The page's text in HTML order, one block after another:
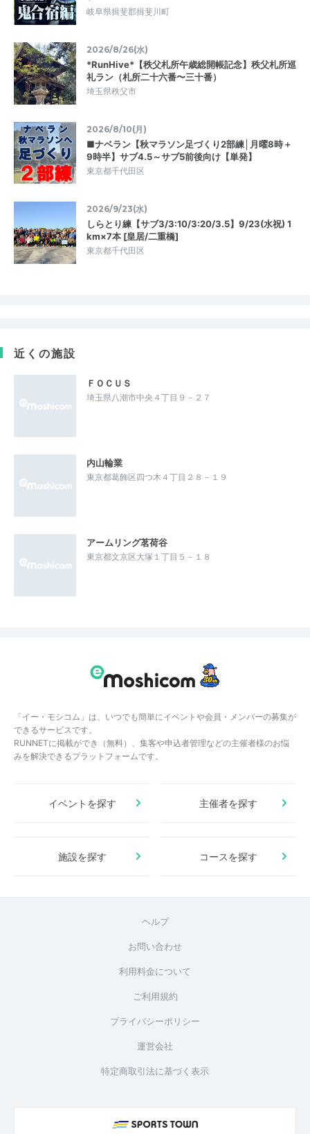
岐阜県揖斐郡揖斐川町
2026/8/26(水)
*RunHive*【秩父札所午歳総開帳記念】秩父札所巡
礼ラン（札所二十六番〜三十番）
埼玉県秩父市
2026/8/10(月)
■ナベラン【秋マラソン足づくり2部練│月曜8時＋
9時半】サブ4.5～サブ5前後向け【単発】
東京都千代田区
2026/9/23(水)
しらとり練【サブ3/3:10/3:20/3.5】9/23(水祝) 1
km×7本 [皇居/二重橋]
東京都千代田区
近くの施設
ＦＯＣＵＳ
埼玉県八潮市中央４丁目９－２７
内山輪業
東京都葛飾区四つ木４丁目２８－１９
アームリング茗荷谷
東京都文京区大塚１丁目５－１８
「イー・モシコム」は、いつでも簡単にイベントや会員・メンバーの募集が
できるサービスです。
RUNNETに掲載ができ（無料）、集客や申込者管理などの主催者様のお悩
みを解決できるプラットフォームです。
イベントを探す 主催者を探す
施設を探す コースを探す
ヘルプ
お問い合わせ
利用料金について
ご利用規約
プライバシーポリシー
運営会社
特定商取引法に基づく表示